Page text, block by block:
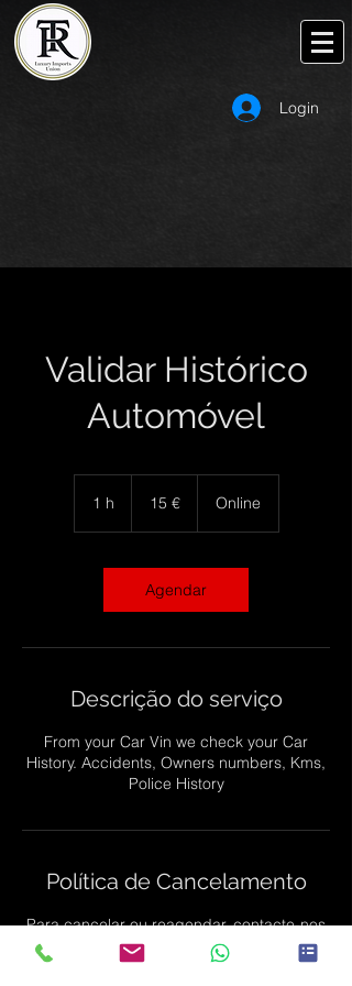
Login
Validar Histórico
Automóvel
1 h 15 € Online
Agendar
Descrição do serviço
From your Car Vin we check your Car
History. Accidents, Owners numbers, Kms,
Police History
Política de Cancelamento
Para cancelar ou reagendar, contacte-nos
com 4 horas de antecedência
To candel ou re-schedule, please contact